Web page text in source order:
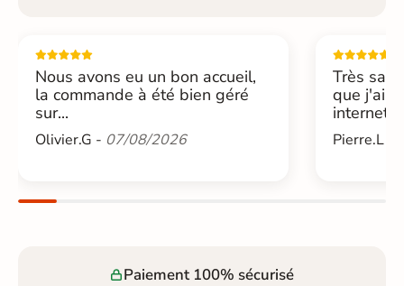
Nous avons eu un bon accueil,
la commande à été bien géré
sur...
Olivier.G - 07/08/2026
Très
que j'ai
internet....
Pierre.L -
Paiement 100% sécurisé